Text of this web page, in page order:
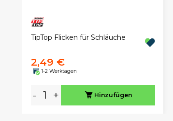
TipTop Flicken für Schläuche
2,49 €
1-2 Werktagen
- + Hinzufügen